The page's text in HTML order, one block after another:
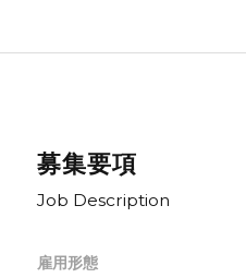
募集要項
Job Description
雇用形態